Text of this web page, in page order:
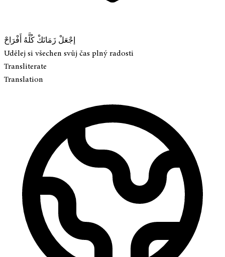
إجْعَلْ زَمَانَكْ كُلَّهُ أَفْرَاحْ
Udělej si všechen svůj čas plný radosti
Transliterate
Translation